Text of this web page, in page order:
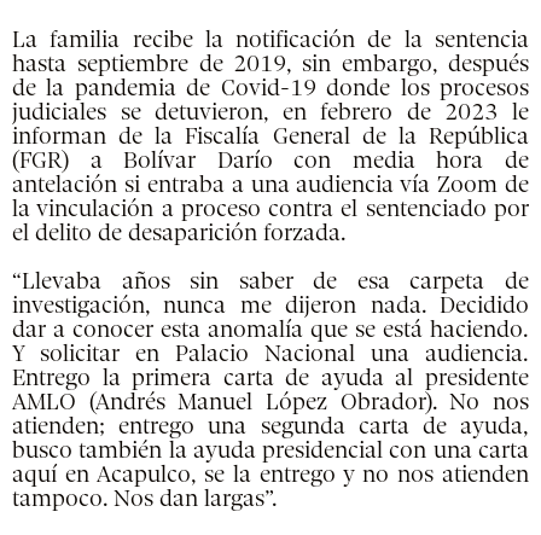
La familia recibe la notificación de la sentencia
hasta septiembre de 2019, sin embargo, después
de la pandemia de Covid-19 donde los procesos
judiciales se detuvieron, en febrero de 2023 le
informan de la Fiscalía General de la República
(FGR) a Bolívar Darío con media hora de
antelación si entraba a una audiencia vía Zoom de
la vinculación a proceso contra el sentenciado por
el delito de desaparición forzada.
“Llevaba años sin saber de esa carpeta de
investigación, nunca me dijeron nada. Decidido
dar a conocer esta anomalía que se está haciendo.
Y solicitar en Palacio Nacional una audiencia.
Entrego la primera carta de ayuda al presidente
AMLO (Andrés Manuel López Obrador). No nos
atienden; entrego una segunda carta de ayuda,
busco también la ayuda presidencial con una carta
aquí en Acapulco, se la entrego y no nos atienden
tampoco. Nos dan largas”.